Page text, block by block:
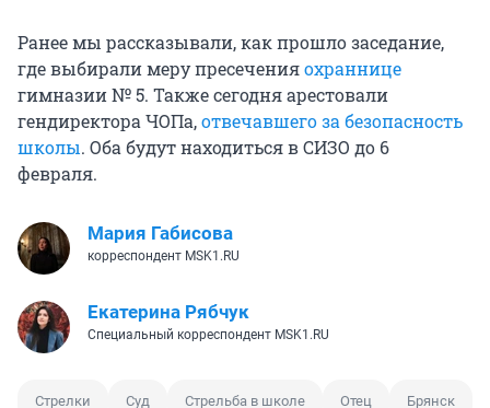
Ранее мы рассказывали, как прошло заседание,
где выбирали меру пресеченияохраннице
гимназии № 5. Также сегодня арестовали
гендиректора ЧОПа,отвечавшего за безопасность
школы. Оба будут находиться в СИЗО до 6
февраля.
Мария Габисова
корреспондент MSK1.RU
Екатерина Рябчук
Специальный корреспондент MSK1.RU
Стрелки Суд Стрельба в школе Отец Брянск